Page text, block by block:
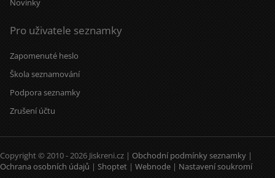
Novinky
Pro uživatele seznamky
Zapomenuté heslo
Škola seznamování
Podpora seznamky
Zrušení účtu
Copyright © 2010 - 2026 Jiskreni.cz | Obchodní podmínky seznamky |
Ochrana osobních údajů | Shoptet | Webnode | Nastavení soukromí